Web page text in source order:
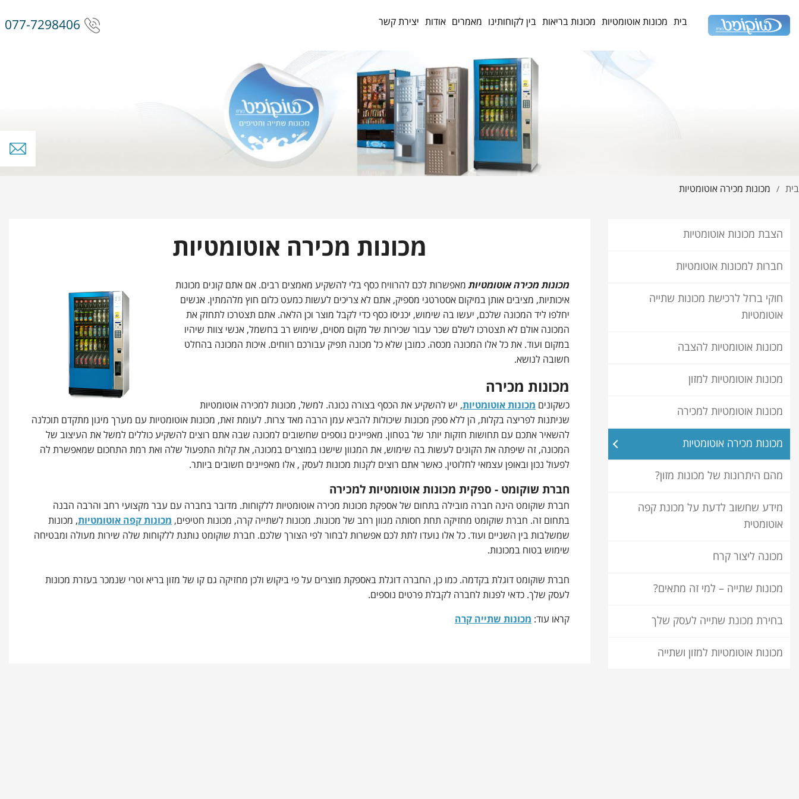
בית מכונות אוטומטיות מכונות בריאות בין לקוחותינו מאמרים אודות יצירת קשר 077-7298406
בית / מכונות מכירה אוטומטיות
הצבת מכונות אוטומטיות
חברות למכונות אוטומטיות
חוקי ברזל לרכישת מכונות שתייה
אוטומטיות
מכונות אוטומטיות להצבה
מכונות אוטומטיות למזון
מכונות אוטומטיות למכירה
מכונות מכירה אוטומטיות
מהם היתרונות של מכונות מזון?
מידע שחשוב לדעת על מכונת קפה
אוטומטית
מכונה ליצור קרח
מכונות שתייה – למי זה מתאים?
בחירת מכונת שתייה לעסק שלך
מכונות אוטומטיות למזון ושתייה
מכונות מכירה אוטומטיות
מכונות מכירה אוטומטיותמאפשרות לכם להרוויח כסף בלי להשקיע מאמצים רבים. אם אתם קונים מכונות
איכותיות, מציבים אותן במיקום אסטרטגי מספיק, אתם לא צריכים לעשות כמעט כלום חוץ מלהמתין. אנשים
יחלפו ליד המכונה שלכם, יעשו בה שימוש, יכניסו כסף כדי לקבל מוצר וכן הלאה. אתם תצטרכו לתחזק את
המכונה אולם לא תצטרכו לשלם שכר עבור שכירות של מקום מסוים, שימוש רב בחשמל, אנשי צוות שיהיו
במקום ועוד. את כל אלו המכונה מכסה. כמובן שלא כל מכונה תפיק עבורכם רווחים. איכות המכונה בהחלט
חשובה לנושא.
מכונות מכירה
כשקונים מכונות אוטומטיות, יש להשקיע את הכסף בצורה נכונה. למשל, מכונות למכירה אוטומטיות
שניתנות לפריצה בקלות, הן ללא ספק מכונות שיכולות להביא עמן הרבה מאד צרות. לעומת זאת, מכונות אוטומטיות עם מערך מיגון מתקדם תוכלנה
להשאיר אתכם עם תחושות חזקות יותר של בטחון. מאפיינים נוספים שחשובים למכונה שבה אתם רוצים להשקיע כוללים למשל את העיצוב של
המכונה, זה שיפתה את הקונים לעשות בה שימוש, את המגוון שישנו במוצרים במכונה, את קלות התפעול שלה ואת רמת התחכום שמאפשרת לה
לפעול נכון ובאופן עצמאי לחלוטין. כאשר אתם רוצים לקנות מכונות לעסק , אלו מאפיינים חשובים ביותר.
חברת שוקומט - ספקית מכונות אוטומטיות למכירה
חברת שוקומט הינה חברה מובילה בתחום של אספקת מכונות מכירה אוטומטיות ללקוחות. מדובר בחברה עם עבר מקצועי רחב והרבה הבנה
בתחום זה. חברת שוקומט מחזיקה תחת חסותה מגוון רחב של מכונות. מכונות לשתייה קרה, מכונות חטיפים, מכונות קפה אוטומטיות, מכונות
שמשלבות בין השניים ועוד. כל אלו נועדו לתת לכם אפשרות לבחור לפי הצורך שלכם. חברת שוקומט נותנת ללקוחות שלה שירות מעולה ומבטיחה
שימוש בטוח במכונות.
חברת שוקומט דוגלת בקדמה. כמו כן, החברה דוגלת באספקת מוצרים על פי ביקוש ולכן מחזיקה גם קו של מזון בריא וטרי שנמכר בעזרת מכונות
לעסק שלך. כדאי לפנות לחברה לקבלת פרטים נוספים.
קראו עוד: מכונות שתייה קרה